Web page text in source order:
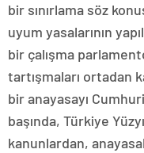
bir sınırlama söz
uyum yasalarının
bir çalışma
tartışmaları ortadan
bir anayasayı
başında, Türkiye
kanunlardan,